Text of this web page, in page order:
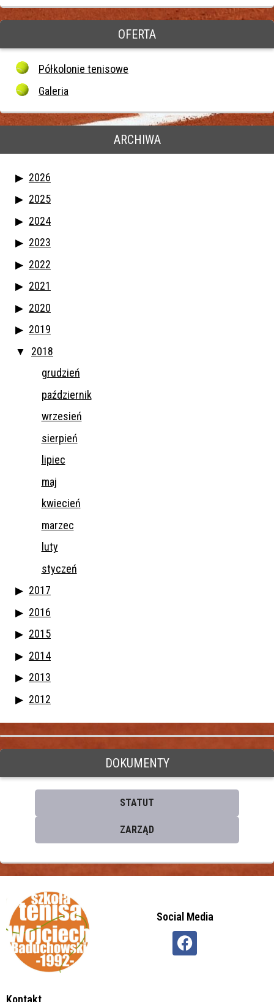
OFERTA
Półkolonie tenisowe
Galeria
ARCHIWA
2026
2025
2024
2023
2022
2021
2020
2019
2018
grudzień
październik
wrzesień
sierpień
lipiec
maj
kwiecień
marzec
luty
styczeń
2017
2016
2015
2014
2013
2012
DOKUMENTY
STATUT
ZARZĄD
Social Media
Kontakt